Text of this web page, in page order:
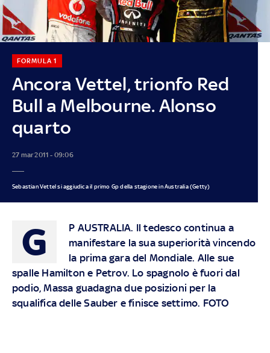
Ancora Vettel, trionfo Red
Bull a Melbourne. Alonso
quarto
FORMULA 1
27 mar 2011 - 09:06
Sebastian Vettel si aggiudica il primo Gp della stagione in Australia (Getty)
G
P AUSTRALIA. Il tedesco continua a
manifestare la sua superiorità vincendo
la prima gara del Mondiale. Alle sue
spalle Hamilton e Petrov. Lo spagnolo è fuori dal
podio, Massa guadagna due posizioni per la
squalifica delle Sauber e finisce settimo. FOTO